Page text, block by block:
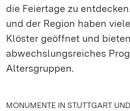
die Feiertage zu
und der Region haben
Klöster geöffnet und
abwechslungsreiches
Altersgruppen.
MONUMENTE IN STUTTGART